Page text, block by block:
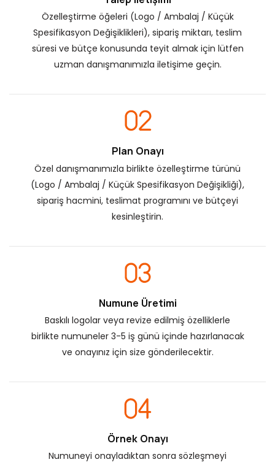
Özelleştirme öğeleri (Logo / Ambalaj / Küçük
Spesifikasyon Değişiklikleri), sipariş miktarı, teslim
süresi ve bütçe konusunda teyit almak için lütfen
uzman danışmanımızla iletişime geçin.
Plan Onayı
Özel danışmanımızla birlikte özelleştirme türünü
(Logo / Ambalaj / Küçük Spesifikasyon Değişikliği),
sipariş hacmini, teslimat programını ve bütçeyi
kesinleştirin.
Numune Üretimi
Baskılı logolar veya revize edilmiş özelliklerle
birlikte numuneler 3-5 iş günü içinde hazırlanacak
ve onayınız için size gönderilecektir.
Örnek Onayı
Numuneyi onayladıktan sonra sözleşmeyi